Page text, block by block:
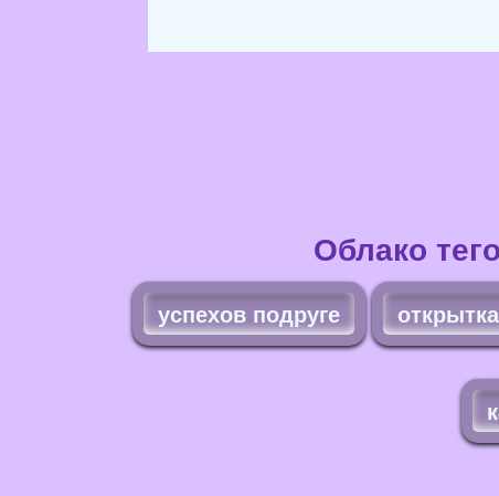
Облако
успехов подруге